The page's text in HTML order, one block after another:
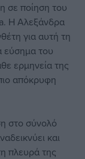
σε ποίηση του
Η Αλεξάνδρα
για αυτή τη
εύσημα του
ερμηνεία της
απόκρυφη
στο σύνολό
και
πλευρά της